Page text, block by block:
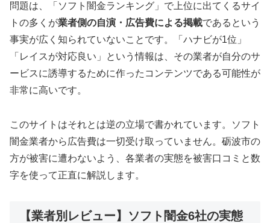
問題は、「ソフト闇金ランキング」で上位に出てくるサイ
トの多くが業者側の自演・広告費による掲載であるという
事実が広く知られていないことです。「ハナビが1位」
「レイスが対応良い」という情報は、その業者が自分のサ
ービスに誘導するために作ったコンテンツである可能性が
非常に高いです。
このサイトはそれとは逆の立場で書かれています。ソフト
闇金業者から広告費は一切受け取っていません。砺波市の
方が被害に遭わないよう、各業者の実態を被害口コミと数
字を使って正直に解説します。
【業者別レビュー】ソフト闇金6社の実態